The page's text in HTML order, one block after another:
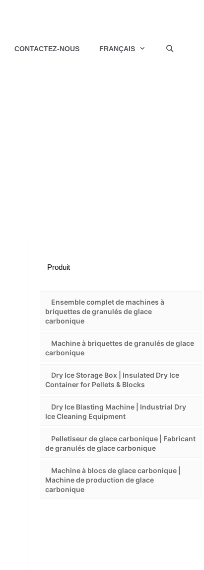
CONTACTEZ-NOUS FRANÇAIS
Produit
Ensemble complet de machines à
briquettes de granulés de glace
carbonique
Machine à briquettes de granulés de glace
carbonique
Dry Ice Storage Box | Insulated Dry Ice
Container for Pellets & Blocks
Dry Ice Blasting Machine | Industrial Dry
Ice Cleaning Equipment
Pelletiseur de glace carbonique | Fabricant
de granulés de glace carbonique
Machine à blocs de glace carbonique |
Machine de production de glace
carbonique